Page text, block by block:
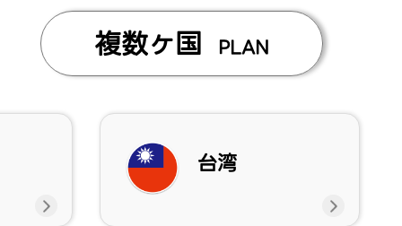
複数ヶ国 PLAN
台湾